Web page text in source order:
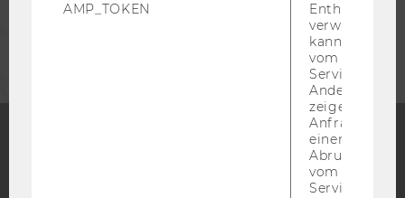
Blog
AMP_TOKEN
Enthält ein
verwendet
kann, um
vom AMP-
Service
Andere
zeigen Opt-
Anfrage im
einen Fehler
Abrufen
vom AMP
Service an.